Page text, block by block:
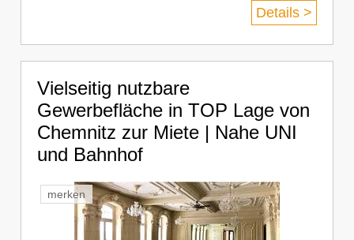
Details >
Vielseitig nutzbare
Gewerbefläche in TOP Lage von
Chemnitz zur Miete | Nahe UNI
und Bahnhof
merken